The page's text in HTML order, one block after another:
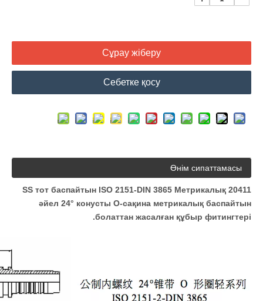
Сұрау жіберу
Себетке қосу
Өнім сипаттамасы
20411 SS тот баспайтын ISO 2151-DIN 3865 Метрикалық
әйел 24° конусты O-сақина метрикалық баспайтын
болаттан жасалған құбыр фитингтері.